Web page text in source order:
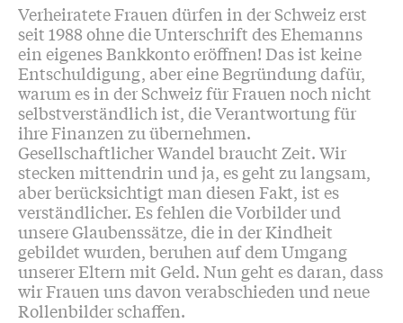
Verheiratete Frauen dürfen in der Schweiz erst
seit 1988 ohne die Unterschrift des Ehemanns
ein eigenes Bankkonto eröffnen! Das ist keine
Entschuldigung, aber eine Begründung dafür,
warum es in der Schweiz für Frauen noch nicht
selbstverständlich ist, die Verantwortung für
ihre Finanzen zu übernehmen.
Gesellschaftlicher Wandel braucht Zeit. Wir
stecken mittendrin und ja, es geht zu langsam,
aber berücksichtigt man diesen Fakt, ist es
verständlicher. Es fehlen die Vorbilder und
unsere Glaubenssätze, die in der Kindheit
gebildet wurden, beruhen auf dem Umgang
unserer Eltern mit Geld. Nun geht es daran, dass
wir Frauen uns davon verabschieden und neue
Rollenbilder schaffen.